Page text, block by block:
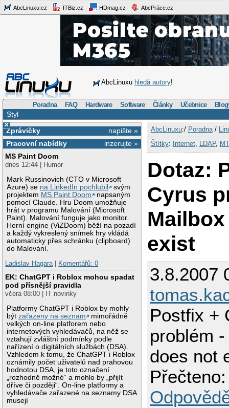
AbcLinuxu.cz ITBiz.cz HDmag.cz AbcPráce.cz
AbcLinuxu hledá autory!
Poradna FAQ Hardware Software Články Učebnice
Styl
×
napište »
Zprávičky
inzerujte »
Pracovní nabídky
MS Paint Doom
dnes 12:44 | Humor
Mark Russinovich (CTO v Microsoft
Azure) se na LinkedIn pochlubil
svým
projektem MS Paint Doom
napsaným
pomocí Claude. Hru Doom umožňuje
hrát v programu Malování (Microsoft
Paint). Malování funguje jako monitor.
Herní engine (ViZDoom) běží na pozadí
a každý vykreslený snímek hry vkládá
automaticky přes schránku (clipboard)
do Malování.
Ladislav Hagara| Komentářů: 0
EK: ChatGPT i Roblox mohou spadat
pod přísnější pravidla
včera 08:00 | IT novinky
Platformy ChatGPT i Roblox by mohly
býtzařazeny na seznam
mimořádně
velkých on-line platforem nebo
internetových vyhledávačů, na něž se
vztahují zvláštní podmínky podle
nařízení o digitálních službách (DSA).
Vzhledem k tomu, že ChatGPT i Roblox
oznámily počet uživatelů nad prahovou
hodnotou DSA, je toto označení
„rozhodně možné“ a mohlo by „přijít
dříve či později“. On-line platformy a
vyhledávače zařazené na seznamy DSA
musejí
AbcLinuxu:/ Poradna/
Štítky: Internet, LDAP,
Dotaz:
Cyrus
exist
3.8.2007
Postfix +
problém
does not